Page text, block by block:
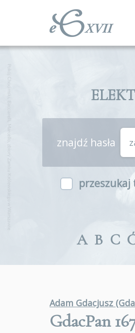
znajdź hasła
przeszukaj
A B C
Adam Gdacjusz
GdacPan